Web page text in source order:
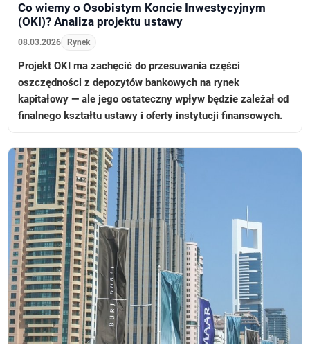
Co wiemy o Osobistym Koncie Inwestycyjnym
(OKI)? Analiza projektu ustawy
08.03.2026 Rynek
Projekt OKI ma zachęcić do przesuwania części
oszczędności z depozytów bankowych na rynek
kapitałowy — ale jego ostateczny wpływ będzie zależał od
finalnego kształtu ustawy i oferty instytucji finansowych.